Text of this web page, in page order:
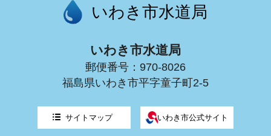
いわき市水道局
いわき市水道局
郵便番号：970-8026
福島県いわき市平字童子町2-5
サイトマップ いわき市公式サイト